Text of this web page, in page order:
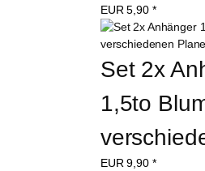
EUR 5,90 *
Set 2x
1,5to
EUR 9,90 *